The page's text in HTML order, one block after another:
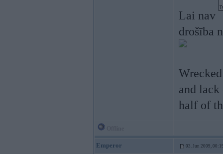
Lai nav
drošība
and
half of
Emperor 03. Jun 2009,